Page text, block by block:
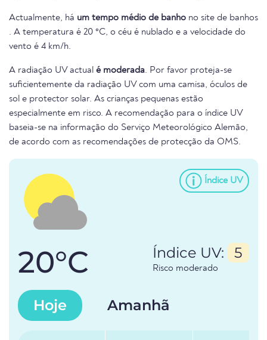
Actualmente, há um tempo médio de banho no site de banhos
. A temperatura é 20 °C, o céu é nublado e a velocidade do
vento é 4 km/h.
A radiação UV actual é moderada. Por favor proteja-se
suficientemente da radiação UV com uma camisa, óculos de
sol e protector solar. As crianças pequenas estão
especialmente em risco. A recomendação para o índice UV
baseia-se na informação do Serviço Meteorológico Alemão,
de acordo com as recomendações de protecção da OMS.
Índice UV
20°C Índice UV: 5
Risco moderado
Hoje Amanhã